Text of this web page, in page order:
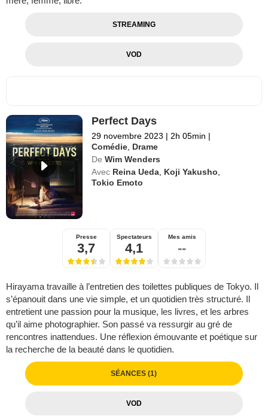
STREAMING
VOD
Perfect Days
29 novembre 2023 | 2h 05min |
Comédie, Drame
De Wim Wenders
Avec Reina Ueda, Koji Yakusho,
Tokio Emoto
Presse
3,7
Spectateurs
4,1
Mes amis
--
Hirayama travaille à l’entretien des toilettes publiques de Tokyo. Il
s’épanouit dans une vie simple, et un quotidien très structuré. Il
entretient une passion pour la musique, les livres, et les arbres
qu’il aime photographier. Son passé va ressurgir au gré de
rencontres inattendues. Une réflexion émouvante et poétique sur
la recherche de la beauté dans le quotidien.
SÉANCES (1)
VOD